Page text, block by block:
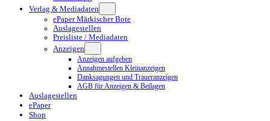
Verlag & Mediadaten
ePaper Märkischer Bote
Auslagestellen
Preisliste / Mediadaten
Anzeigen
Anzeigen aufgeben
Annahmestellen Kleinanzeigen
Danksagungen und Traueranzeigen
AGB für Anzeigen & Beilagen
Auslagestellen
ePaper
Shop